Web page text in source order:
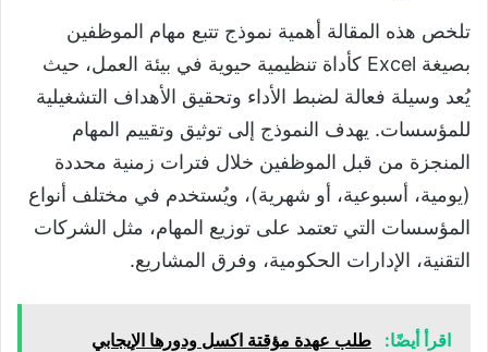
تلخص هذه المقالة أهمية نموذج تتبع مهام الموظفين
بصيغة Excel كأداة تنظيمية حيوية في بيئة العمل، حيث
يُعد وسيلة فعالة لضبط الأداء وتحقيق الأهداف التشغيلية
للمؤسسات. يهدف النموذج إلى توثيق وتقييم المهام
المنجزة من قبل الموظفين خلال فترات زمنية محددة
(يومية، أسبوعية، أو شهرية)، ويُستخدم في مختلف أنواع
المؤسسات التي تعتمد على توزيع المهام، مثل الشركات
التقنية، الإدارات الحكومية، وفرق المشاريع.
اقرأ أيضًا:
طلب عهدة مؤقتة اكسل ودورها الإيجابي